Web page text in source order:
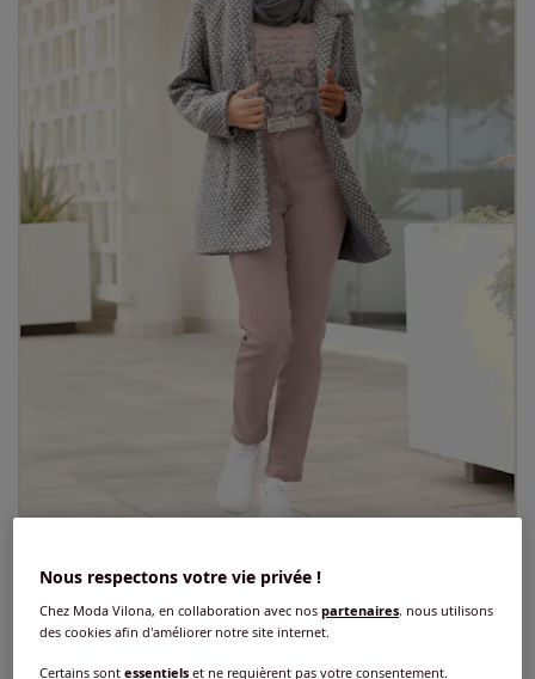
Manteau
Réf : 880.333.006 3.7/5
Nous respectons votre vie privée !
Chez Moda Vilona, en collaboration avec nospartenaires, nous utilisons
des cookies afin d'améliorer notre site internet.
Certains sontessentiels et ne requièrent pas votre consentement.